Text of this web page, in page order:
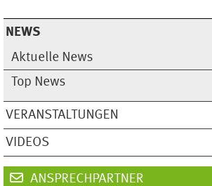
NEWS
Aktuelle News
Top News
VERANSTALTUNGEN
VIDEOS
ANSPRECHPARTNER